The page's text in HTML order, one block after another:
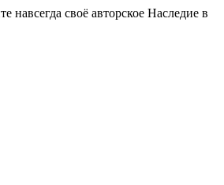
своё авторское Наследие в